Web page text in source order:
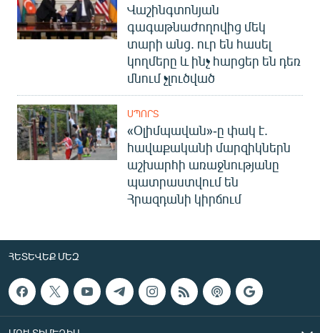
Վաշինգտոնյան
գագաթնաժողովից մեկ
տարի անց. ուր են հասել
կողմերը և ինչ հարցեր են դեռ
մնում չլուծված
ՍՊՈՐՏ
«Օլիմպավան»-ը փակ է.
հավաքականի մարզիկներն
աշխարհի առաջնությանը
պատրաստվում են
Հրազդանի կիրճում
ՀԵՏԵՎԵՔ ՄԵԶ